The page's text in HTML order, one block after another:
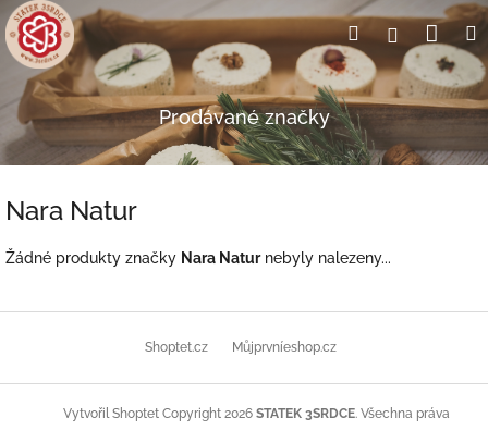
Přejít
na
obsah
HledatPřihlášení
Prodávané značky
Nara Natur
Žádné produkty značky Nara Naturnebyly nalezeny...
Shoptet.cz Můjprvníeshop.cz
Vytvořil Shoptet Copyright 2026STATEK 3SRDCE. Všechna práva